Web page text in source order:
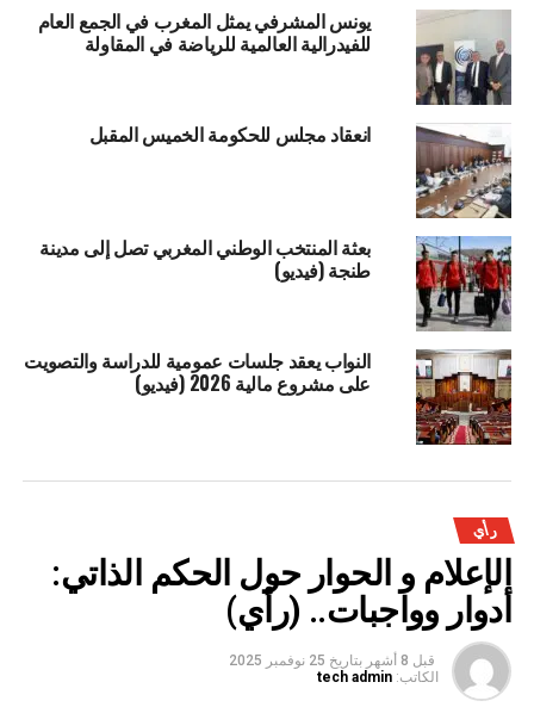
يونس المشرفي يمثل المغرب في الجمع العام
للفيدرالية العالمية للرياضة في المقاولة
انعقاد مجلس للحكومة الخميس المقبل
بعثة المنتخب الوطني المغربي تصل إلى مدينة
طنجة (فيديو)
النواب يعقد جلسات عمومية للدراسة والتصويت
على مشروع مالية 2026 (فيديو)
رأي
الإعلام و الحوار حول الحكم الذاتي:
أدوار وواجبات.. (رأي)
قبل 8 أشهر بتاريخ 25 نوفمبر 2025
الكاتب: tech admin